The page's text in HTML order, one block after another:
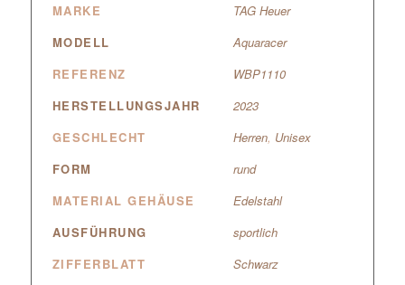
MARKE
TAG Heuer
MODELL
Aquaracer
REFERENZ
WBP1110
HERSTELLUNGSJAHR
2023
GESCHLECHT
Herren, Unisex
FORM
rund
MATERIAL GEHÄUSE
Edelstahl
AUSFÜHRUNG
sportlich
ZIFFERBLATT
Schwarz